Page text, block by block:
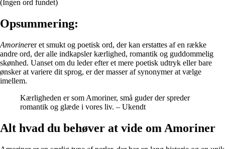
(Ingen ord fundet)
Opsummering:
Amorinerer et smukt og poetisk ord, der kan erstattes af en række
andre ord, der alle indkapsler kærlighed, romantik og guddommelig
skønhed. Uanset om du leder efter et mere poetisk udtryk eller bare
ønsker at variere dit sprog, er der masser af synonymer at vælge
imellem.
Kærligheden er som Amoriner, små guder der spreder
romantik og glæde i vores liv. – Ukendt
Alt hvad du behøver at vide om Amoriner